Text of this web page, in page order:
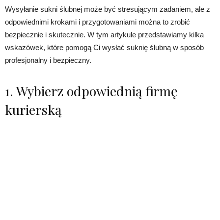
Wysyłanie sukni ślubnej może być stresującym zadaniem, ale z
odpowiednimi krokami i przygotowaniami można to zrobić
bezpiecznie i skutecznie. W tym artykule przedstawiamy kilka
wskazówek, które pomogą Ci wysłać suknię ślubną w sposób
profesjonalny i bezpieczny.
1. Wybierz odpowiednią firmę
kurierską